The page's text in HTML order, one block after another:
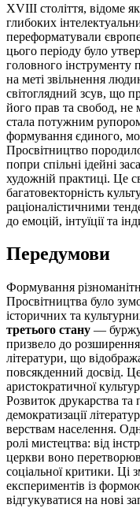
XVIII століття, відоме
глибоких
переформатували
цього періоду було
головного інструменту
на меті звільнення
світоглядний зсув, що
його прав та свобод, не
стала потужним
формування єдиного,
Просвітництво
попри спільні ідейні
художній практиці. Це
багатовекторність
раціоналістичними
до емоцій, інтуїції та
Передумови
Формування
Просвітництва було
історичних та
третього стану —
призвело до розширення
літератури, що
повсякденний досвід. Це
аристократичної
Розвиток друкарства
демократизації
верствам населення.
ролі мистецтва: від
церкви воно
соціальної критики. Ці
експериментів із
відгукуватися на нові